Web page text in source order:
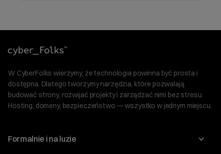
W CyberFolks wierzymy, że technologia powinna być prosta i
dostępna. Dlatego tworzymy narzędzia, które pozwalają
budować strony, rozwijać projekty i zarządzać nimi bez stresu.
Hosting, domeny, bezpieczeństwo — wszystko w jednym miejscu.
Formalnie i na luzie